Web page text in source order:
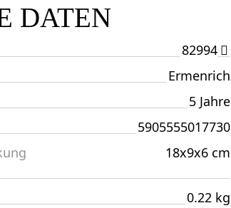
DATEN
82994
Ermenrich
5 Jahre
5905555017730
18x9x6 cm
0.22 kg